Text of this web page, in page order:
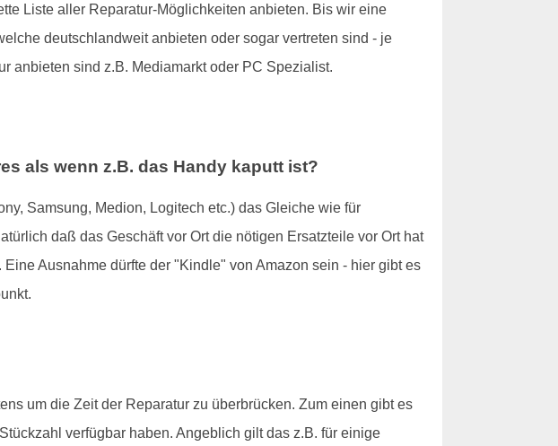
Liste aller Reparatur-Möglichkeiten anbieten. Bis wir eine
deutschlandweit anbieten oder sogar vertreten sind - je
anbieten sind z.B. Mediamarkt oder PC Spezialist.
als wenn z.B. das Handy kaputt ist?
Samsung, Medion, Logitech etc.) das Gleiche wie für
daß das Geschäft vor Ort die nötigen Ersatzteile vor Ort hat
Ausnahme dürfte der "Kindle" von Amazon sein - hier gibt es
um die Zeit der Reparatur zu überbrücken. Zum einen gibt es
verfügbar haben. Angeblich gilt das z.B. für einige